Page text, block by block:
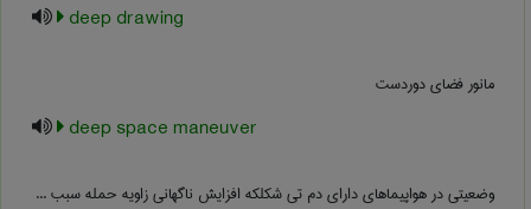
deep drawing
مانور فضای دوردست
deep space maneuver
وضعیتی در هواپیماهای دارای دم تی شکلکه افزایش ناگهانی زاویه حمله سبب ...